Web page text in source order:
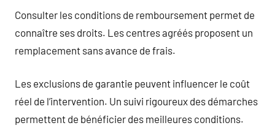
Consulter les conditions de remboursement permet de
connaître ses droits. Les centres agréés proposent un
remplacement sans avance de frais.
Les exclusions de garantie peuvent influencer le coût
réel de l’intervention. Un suivi rigoureux des démarches
permettent de bénéficier des meilleures conditions.